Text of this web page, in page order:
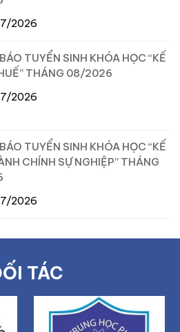
2026
TUYỂN SINH KHÓA HỌC “KẾ
THÁNG 08/2026
2026
TUYỂN SINH KHÓA HỌC “KẾ
CHÍNH SỰ NGHIỆP” THÁNG
2026
TÁC